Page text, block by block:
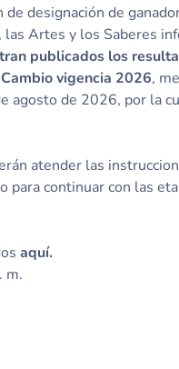
designación de
Artes y los Saberes
publicados los
vigencia 2026,
agosto de 2026, por la
atender las
para continuar con las
aquí.
m.